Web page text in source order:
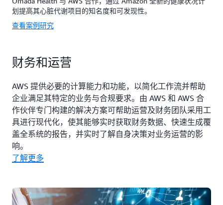
划提高其心脏代谢项目的知名度和可发现性。
查看案例研究
财务和运营
AWS 提供必要的计算能力和功能，以简化工作流并帮助
企业满足其特定的业务与合规要求。由 AWS 和 AWS 合
作伙伴专门构建的解决方案可帮助运营及财务团队采用工
具进行现代化，使其能够实时获取财务数据、快速生成覆
盖全系统的报告，并实时了解自身决策对业务运营的影
响。
了解更多